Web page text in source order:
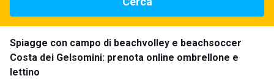
Spiagge con campo di beachvolley e beachsoccer
Costa dei Gelsomini: prenota online ombrellone e
lettino